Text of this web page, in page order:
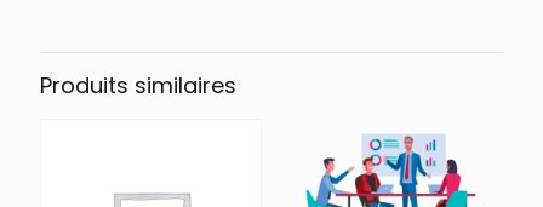
Produits similaires